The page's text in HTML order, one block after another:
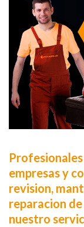
empresas y
revision,
reparacion
nuestro